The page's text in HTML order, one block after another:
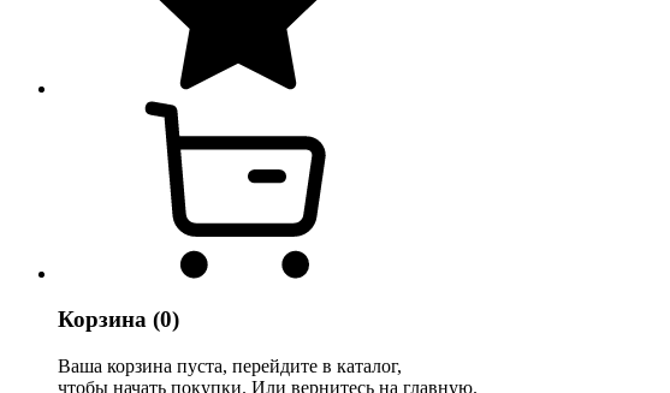
Корзина (0)
Ваша корзина пуста, перейдите в каталог,
чтобы начать покупки. Или вернитесь на главную.